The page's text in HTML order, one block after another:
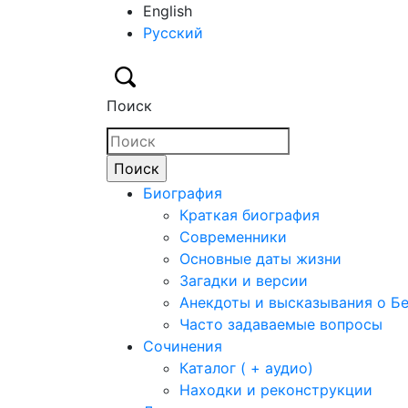
English
Русский
Поиск
Биография
Краткая биография
Современники
Основные даты жизни
Загадки и версии
Анекдоты и высказывания о
Часто задаваемые вопросы
Сочинения
Каталог ( + аудио)
Находки и реконструкции